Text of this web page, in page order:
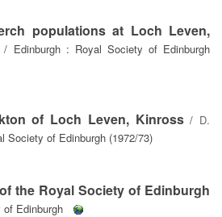
populations at Loch Leven,
/ Edinburgh : Royal Society of Edinburgh
of Loch Leven, Kinross/ D.
Society of Edinburgh (1972/73)
the Royal Society of Edinburgh
Edinburgh